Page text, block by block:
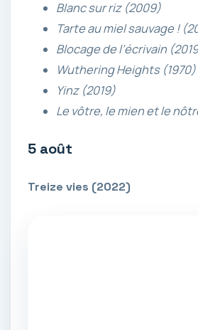
Blanc sur riz (2009)
Tarte au miel sauvage !
Blocage de l’écrivain
Wuthering Heights (1970)
Yinz (2019)
Le vôtre, le mien et le
5 août
Treize vies (2022)